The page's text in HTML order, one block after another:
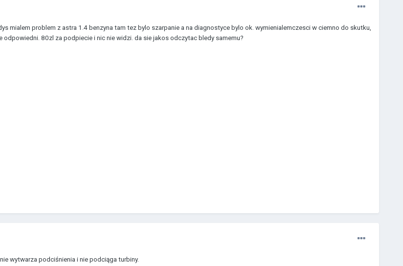
mialem problem z astra 1.4 benzyna tam tez bylo szarpanie a na diagnostyce bylo ok. wymienialemczesci w ciemno do skutku,
odpowiedni. 80zl za podpiecie i nic nie widzi. da sie jakos odczytac bledy samemu?
wytwarza podciśnienia i nie podciąga turbiny.